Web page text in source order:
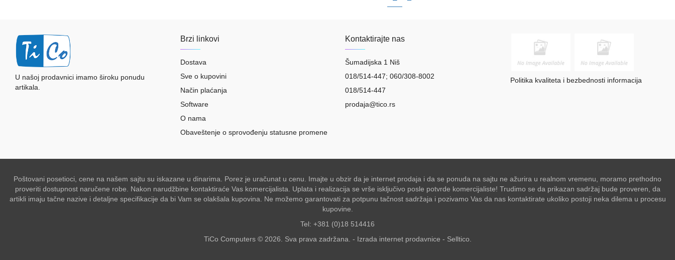
U našoj prodavnici imamo široku ponudu
artikala.
Brzi linkovi
Dostava
Sve o kupovini
Način plaćanja
Software
O nama
Obaveštenje o sprovođenju statusne promene
Kontaktirajte nas
Šumadijska 1 Niš
018/514-447; 060/308-8002
018/514-447
prodaja@tico.rs
Politika kvaliteta i bezbednosti informacija
Poštovani posetioci, cene na našem sajtu su iskazane u dinarima. Porez je uračunat u cenu. Imajte u obzir da je internet prodaja i da se ponuda na sajtu ne ažurira u realnom vremenu, moramo prethodno
proveriti dostupnost naručene robe. Nakon narudžbine kontaktiraće Vas komercijalista. Uplata i realizacija se vrše isključivo posle potvrde komercijaliste! Trudimo se da prikazan sadržaj bude proveren, da
artikli imaju tačne nazive i detaljne specifikacije da bi Vam se olakšala kupovina. Ne možemo garantovati za potpunu tačnost sadržaja i pozivamo Vas da nas kontaktirate ukoliko postoji neka dilema u procesu
kupovine.
Tel: +381 (0)18 514416
TiCo Computers © 2026. Sva prava zadržana. - Izrada internet prodavnice - Selltico.